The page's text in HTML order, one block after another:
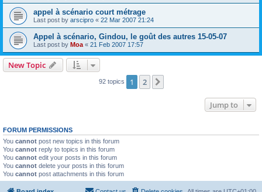
appel à scénario court métrage
Last post by arscipro « 22 Mar 2007 21:24
Appel à scénario, Gindou, le goût des autres 15-05-07
Last post by Moa « 21 Feb 2007 17:57
New Topic
92 topics 1 2
Jump to
FORUM PERMISSIONS
You cannot post new topics in this forum
You cannot reply to topics in this forum
You cannot edit your posts in this forum
You cannot delete your posts in this forum
You cannot post attachments in this forum